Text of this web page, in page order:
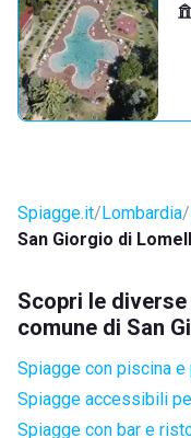
Spiagge.it Lombardia
San Giorgio di
Scopri le
comune di San
Spiagge con piscina
Spiagge accessibili
Spiagge con bar e